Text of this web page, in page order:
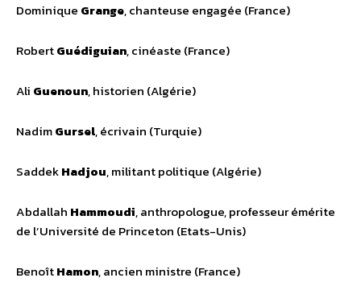
Dominique Grange, chanteuse engagée (France)
RobertGuédiguian, cinéaste (France)
Ali Guenoun, historien (Algérie)
NadimGursel, écrivain (Turquie)
SaddekHadjou, militant politique (Algérie)
Abdallah Hammoudi, anthropologue, professeur émérite
de l’Université de Princeton (Etats-Unis)
BenoîtHamon, ancien ministre (France)